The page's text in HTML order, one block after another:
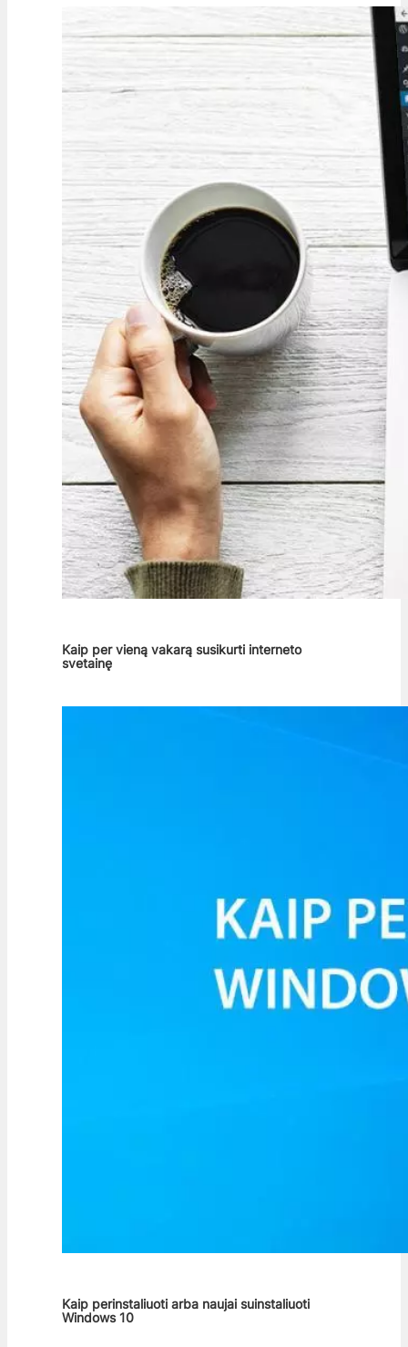
Kaip per vieną vakarą susikurti interneto
svetainę
Kaip perinstaliuoti arba naujai suinstaliuoti
Windows 10